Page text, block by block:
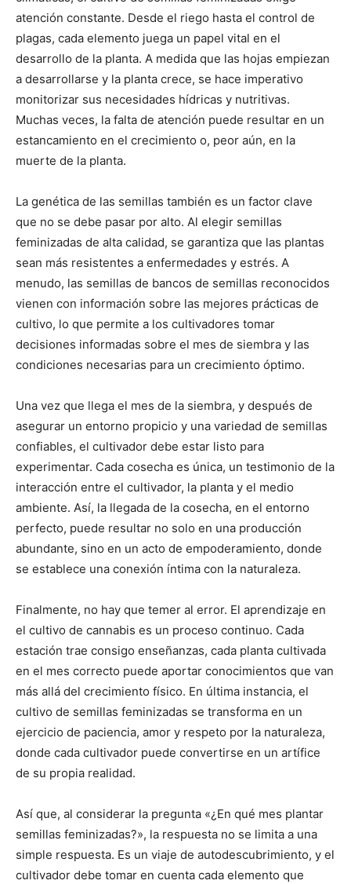
atención constante. Desde el riego hasta el control de
plagas, cada elemento juega un papel vital en el
desarrollo de la planta. A medida que las hojas empiezan
a desarrollarse y la planta crece, se hace imperativo
monitorizar sus necesidades hídricas y nutritivas.
Muchas veces, la falta de atención puede resultar en un
estancamiento en el crecimiento o, peor aún, en la
muerte de la planta.
La genética de las semillas también es un factor clave
que no se debe pasar por alto. Al elegir semillas
feminizadas de alta calidad, se garantiza que las plantas
sean más resistentes a enfermedades y estrés. A
menudo, las semillas de bancos de semillas reconocidos
vienen con información sobre las mejores prácticas de
cultivo, lo que permite a los cultivadores tomar
decisiones informadas sobre el mes de siembra y las
condiciones necesarias para un crecimiento óptimo.
Una vez que llega el mes de la siembra, y después de
asegurar un entorno propicio y una variedad de semillas
confiables, el cultivador debe estar listo para
experimentar. Cada cosecha es única, un testimonio de la
interacción entre el cultivador, la planta y el medio
ambiente. Así, la llegada de la cosecha, en el entorno
perfecto, puede resultar no solo en una producción
abundante, sino en un acto de empoderamiento, donde
se establece una conexión íntima con la naturaleza.
Finalmente, no hay que temer al error. El aprendizaje en
el cultivo de cannabis es un proceso continuo. Cada
estación trae consigo enseñanzas, cada planta cultivada
en el mes correcto puede aportar conocimientos que van
más allá del crecimiento físico. En última instancia, el
cultivo de semillas feminizadas se transforma en un
ejercicio de paciencia, amor y respeto por la naturaleza,
donde cada cultivador puede convertirse en un artífice
de su propia realidad.
Así que, al considerar la pregunta «¿En qué mes plantar
semillas feminizadas?», la respuesta no se limita a una
simple respuesta. Es un viaje de autodescubrimiento, y el
cultivador debe tomar en cuenta cada elemento que